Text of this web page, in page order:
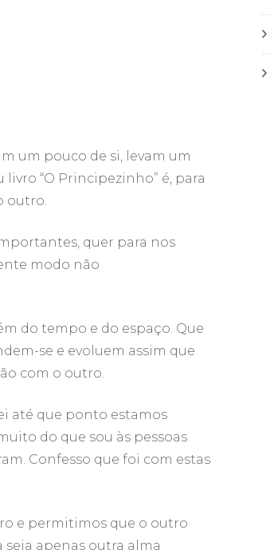
um pouco de si, levam um
“O Principezinho” é, para
outro.
quer para nos
modo não
do tempo e do espaço. Que
se e evoluem assim que
com o outro.
até que ponto estamos
do que sou às pessoas
Confesso que foi com estas
e permitimos que o outro
seja apenas outra alma